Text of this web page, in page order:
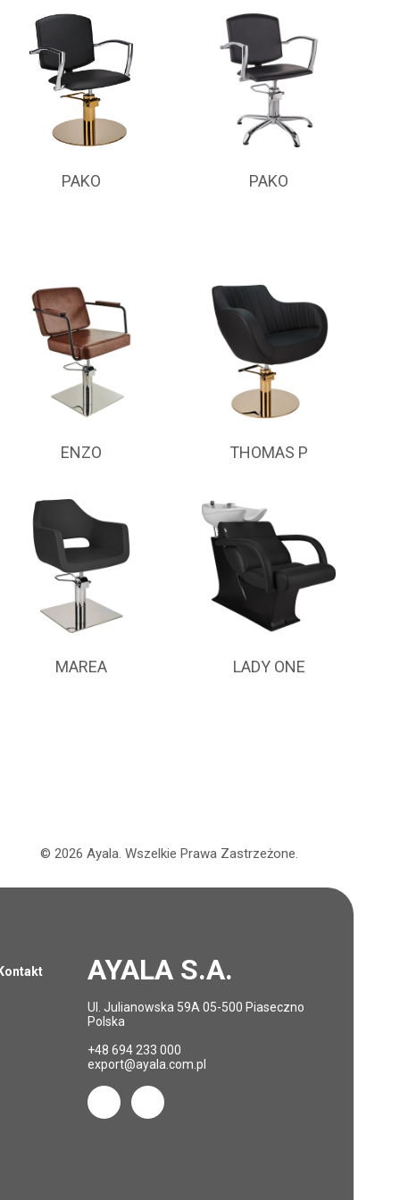
PAKO PAKO
ENZO THOMAS P
MAREA LADY ONE
© 2026 Ayala. Wszelkie Prawa Zastrzeżone.
AYALA S.A.
Ul. Julianowska 59A 05-500 Piaseczno
Polska
+48 694 233 000
export@ayala.com.pl